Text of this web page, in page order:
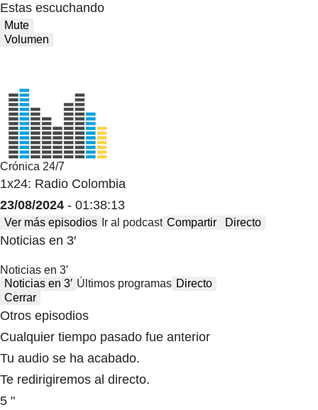
Estas escuchando
Mute
Volumen
Crónica 24/7
1x24: Radio Colombia
23/08/2024 - 01:38:13
Ver más episodios Ir al podcast Compartir Directo
Noticias en 3′
Noticias en 3′
Noticias en 3′ Últimos programas Directo
Cerrar
Otros episodios
Cualquier tiempo pasado fue anterior
Tu audio se ha acabado.
Te redirigiremos al directo.
5 "